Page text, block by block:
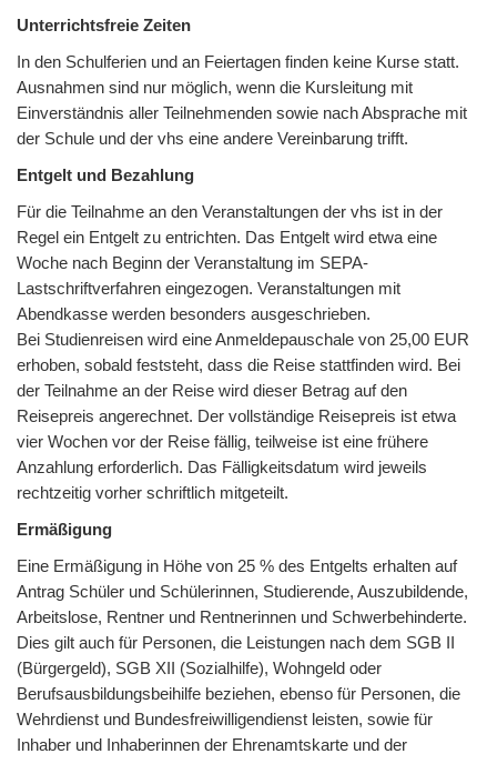
Unterrichtsfreie Zeiten
In den Schulferien und an Feiertagen finden keine Kurse statt.
Ausnahmen sind nur möglich, wenn die Kursleitung mit
Einverständnis aller Teilnehmenden sowie nach Absprache mit
der Schule und der vhs eine andere Vereinbarung trifft.
Entgelt und Bezahlung
Für die Teilnahme an den Veranstaltungen der vhs ist in der
Regel ein Entgelt zu entrichten. Das Entgelt wird etwa eine
Woche nach Beginn der Veranstaltung im SEPA-
Lastschriftverfahren eingezogen. Veranstaltungen mit
Abendkasse werden besonders ausgeschrieben.
Bei Studienreisen wird eine Anmeldepauschale von 25,00 EUR
erhoben, sobald feststeht, dass die Reise stattfinden wird. Bei
der Teilnahme an der Reise wird dieser Betrag auf den
Reisepreis angerechnet. Der vollständige Reisepreis ist etwa
vier Wochen vor der Reise fällig, teilweise ist eine frühere
Anzahlung erforderlich. Das Fälligkeitsdatum wird jeweils
rechtzeitig vorher schriftlich mitgeteilt.
Ermäßigung
Eine Ermäßigung in Höhe von 25 % des Entgelts erhalten auf
Antrag Schüler und Schülerinnen, Studierende, Auszubildende,
Arbeitslose, Rentner und Rentnerinnen und Schwerbehinderte.
Dies gilt auch für Personen, die Leistungen nach dem SGB II
(Bürgergeld), SGB XII (Sozialhilfe), Wohngeld oder
Berufsausbildungsbeihilfe beziehen, ebenso für Personen, die
Wehrdienst und Bundesfreiwilligendienst leisten, sowie für
Inhaber und Inhaberinnen der Ehrenamtskarte und der